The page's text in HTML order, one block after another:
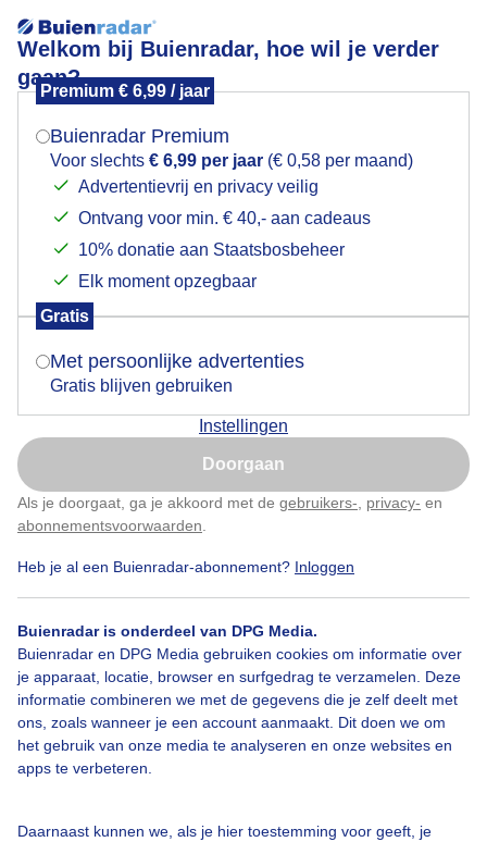
Welkom bij Buienradar, hoe wil je verder
gaan?
Premium € 6,99 / jaar
Buienradar Premium
Voor slechts € 6,99 per jaar (€ 0,58 per maand)
Advertentievrij en privacy veilig
Ontvang voor min. € 40,- aan cadeaus
10% donatie aan Staatsbosbeheer
Elk moment opzegbaar
Gratis
Met persoonlijke advertenties
Gratis blijven gebruiken
Instellingen
Doorgaan
Als je doorgaat, ga je akkoord met de gebruikers- privacy- en
abonnementsvoorwaarden
Heb je al een Buienradar-abonnement? Inloggen
Buienradar is onderdeel van DPG Media.
Buienradar en DPG Media gebruiken cookies om informatie over
je apparaat, locatie, browser en surfgedrag te verzamelen. Deze
informatie combineren we met de gegevens die je zelf deelt met
ons, zoals wanneer je een account aanmaakt. Dit doen we om
het gebruik van onze media te analyseren en onze websites en
apps te verbeteren.
Daarnaast kunnen we, als je hier toestemming voor geeft, je
Prachtige zonsopgang
Mogen we je locatie gebruiken voor het
Indien je hier nog geen akkoord op hebt gegeven,
verschijnt er zo een pop-up uit je browser waarin
Is goed, toon de popup
Nu niet, misschien later
Klik hierom dit aan te passen